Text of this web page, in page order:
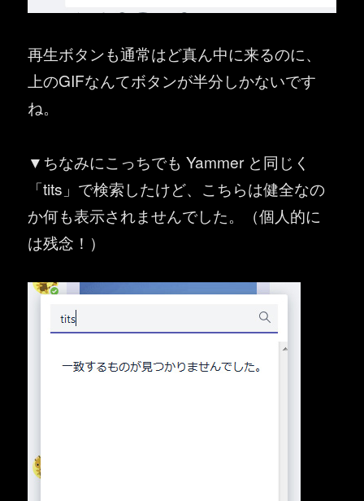
再生ボタンも通常はど真ん中に来るのに、
上のGIFなんてボタンが半分しかないです
ね。
▼ちなみにこっちでも Yammer と同じく
「tits」で検索したけど、こちらは健全なの
か何も表示されませんでした。（個人的に
は残念！）